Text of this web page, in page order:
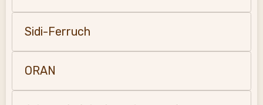
Sidi-Ferruch
ORAN